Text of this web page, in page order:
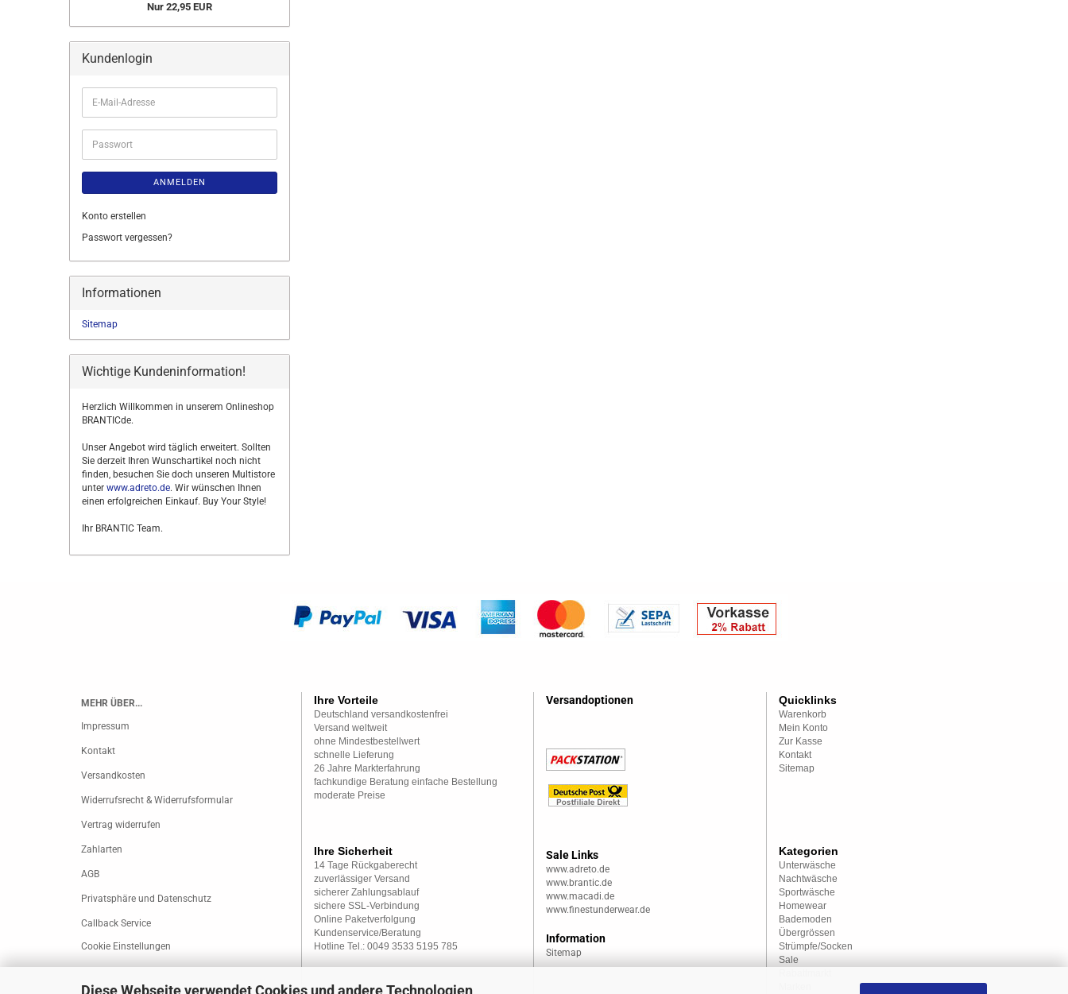
Diese Webseite verwendet Cookies und andere Technologien
Nur 22,95 EUR
Kundenlogin
E-
Mail-
Adresse
Passwort
ANMELDEN
Konto erstellen
Passwort vergessen?
Informationen
Sitemap
Wichtige Kundeninformation!
Herzlich Willkommen in unserem Onlineshop
BRANTICde.
Unser Angebot wird täglich erweitert. Sollten
Sie derzeit Ihren Wunschartikel noch nicht
finden, besuchen Sie doch unseren Multistore
unter www.adreto.de. Wir wünschen Ihnen
einen erfolgreichen Einkauf. Buy Your Style!
Ihr BRANTIC Team.
MEHR ÜBER...
Impressum
Kontakt
Versandkosten
Widerrufsrecht & Widerrufsformular
Vertrag widerrufen
Zahlarten
AGB
Privatsphäre und Datenschutz
Callback Service
Cookie Einstellungen
Ihre Vorteile
Deutschland versandkostenfrei
Versand weltweit
ohne Mindestbestellwert
schnelle Lieferung
26 Jahre Markterfahrung
fachkundige Beratung einfache Bestellung
moderate Preise
Ihre Sicherheit
14 Tage Rückgaberecht
zuverlässiger Versand
sicherer Zahlungsablauf
sichere SSL-Verbindung
Online Paketverfolgung
Kundenservice/Beratung
Hotline Tel.: 0049 3533 5195 785
Versandoptionen
Sale Links
www.adreto.de
www.brantic.de
www.macadi.de
www.finestunderwear.de
Information
Sitemap
Quicklinks
Warenkorb
Mein Konto
Zur Kasse
Kontakt
Sitemap
Kategorien
Unterwäsche
Nachtwäsche
Sportwäsche
Homewear
Bademoden
Übergrössen
Strümpfe/Socken
Sale